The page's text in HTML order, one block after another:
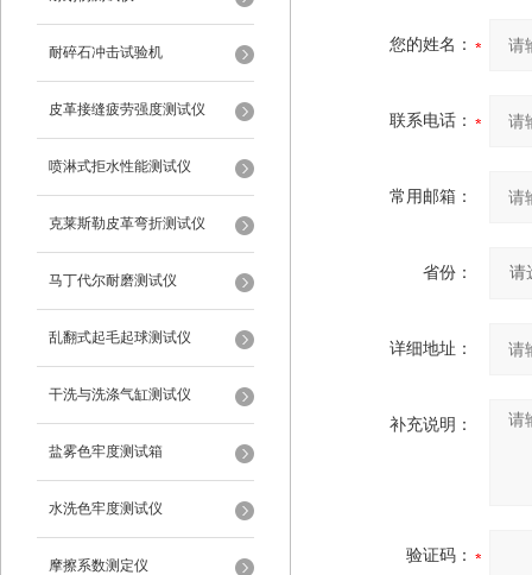
耐碎石冲击试验机
皮革接缝疲劳强度测试仪
喷淋式拒水性能测试仪
克莱斯勒皮革弯折测试仪
马丁代尔耐磨测试仪
乱翻式起毛起球测试仪
干洗与洗涤气缸测试仪
盐雾色牢度测试箱
水洗色牢度测试仪
摩擦系数测定仪
您的姓名：
联系电话：
常用邮箱：
省份：
详细地址：
补充说明：
验证码：